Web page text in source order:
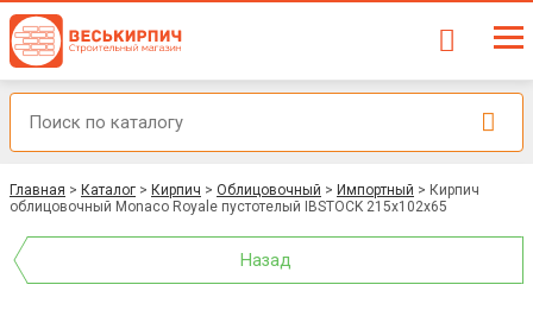
Главная > Каталог > Кирпич > Облицовочный > Импортный > Кирпич
облицовочный Monaco Royale пустотелый IBSTOCK 215х102х65
Назад